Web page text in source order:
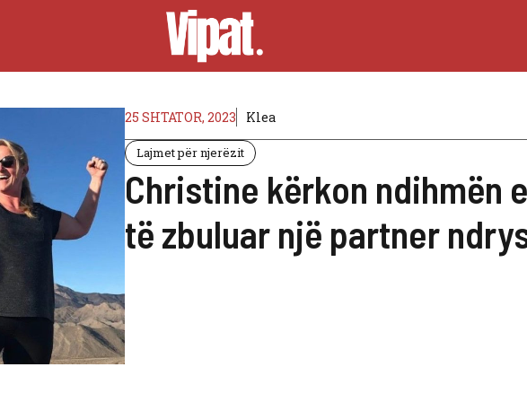
25 SHTATOR, 2023 Klea
Lajmet për njerëzit
Christine kërkon ndihmën
të zbuluar një partner